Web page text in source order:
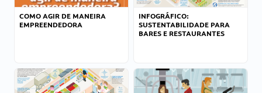
COMO AGIR DE MANEIRA
EMPREENDEDORA
INFOGRÁFICO:
SUSTENTABILIDADE PARA
BARES E RESTAURANTES